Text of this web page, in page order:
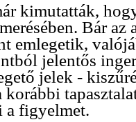
kimutatták,
Bár
emlegetik,
jelentős
jelek -
a figyelmet.